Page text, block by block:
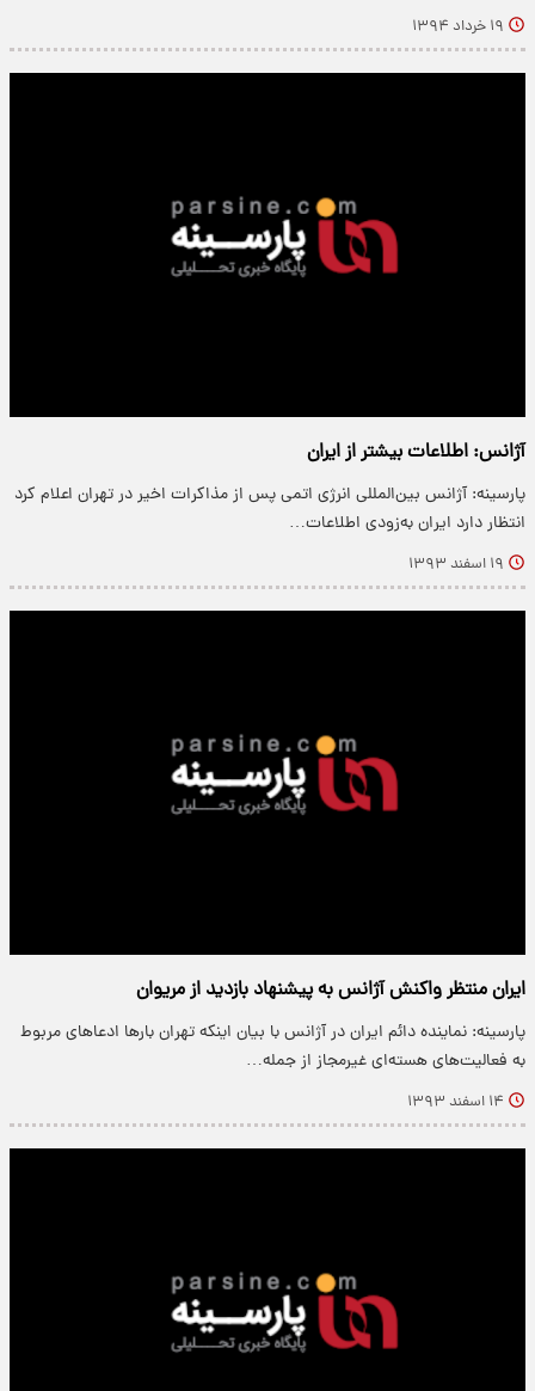
۱۹ خرداد ۱۳۹۴
آژانس: اطلاعات بیشتر از ایران
پارسینه: آژانس بین‌المللی انرژی اتمی پس از مذاکرات اخیر در تهران اعلام کرد
انتظار دارد ایران به‌زودی اطلاعات…
۱۹ اسفند ۱۳۹۳
ایران منتظر واکنش آژانس به پیشنهاد بازدید از مریوان
پارسینه: نماینده دائم ایران در آژانس با بیان اینکه تهران بارها ادعاهای مربوط
به فعالیت‌های هسته‌ای غیرمجاز از جمله…
۱۴ اسفند ۱۳۹۳